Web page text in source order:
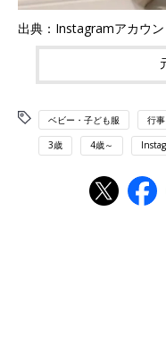
出典：Instagramアカウン
ベビー・子ども服 行
3歳 4歳～